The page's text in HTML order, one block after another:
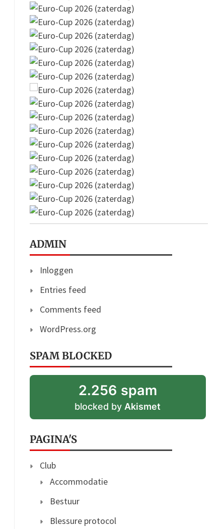
ADMIN
Inloggen
Entries feed
Comments feed
WordPress.org
SPAM BLOCKED
2.256 spam
blocked byAkismet
PAGINA'S
Club
Accommodatie
Bestuur
Blessure protocol